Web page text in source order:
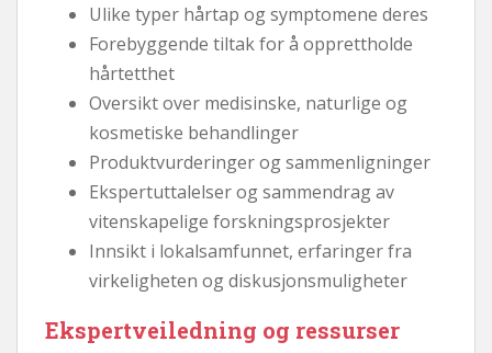
Ulike typer hårtap og symptomene deres
Forebyggende tiltak for å opprettholde
hårtetthet
Oversikt over medisinske, naturlige og
kosmetiske behandlinger
Produktvurderinger og sammenligninger
Ekspertuttalelser og sammendrag av
vitenskapelige forskningsprosjekter
Innsikt i lokalsamfunnet, erfaringer fra
virkeligheten og diskusjonsmuligheter
Ekspertveiledning og ressurser